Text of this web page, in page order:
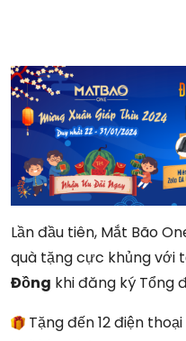
Lần đầu tiên, Mắt Bão
quà tặng cực khủng với
Đồng khi đăng ký Tổng
Tặng đến 12 điện